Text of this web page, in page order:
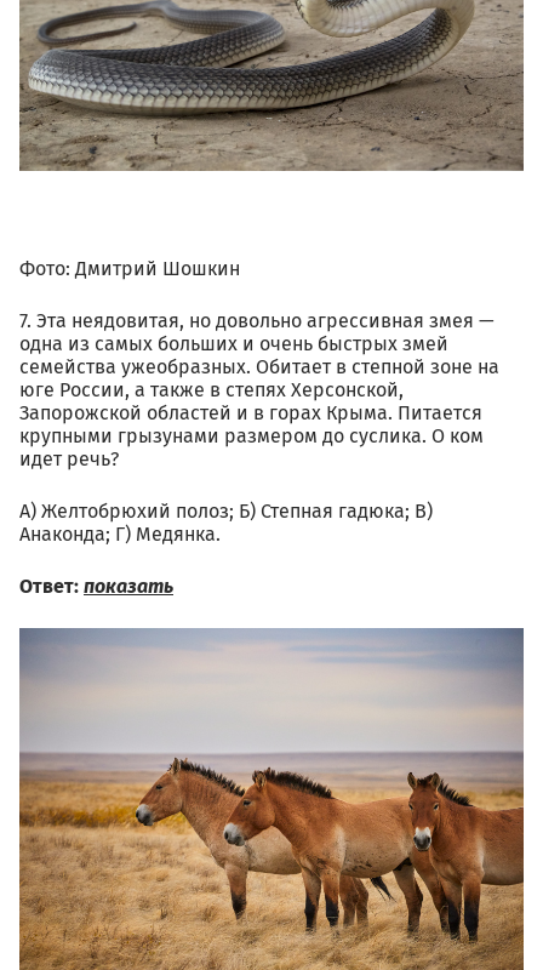
Фото: Дмитрий Шошкин
7. Эта неядовитая, но довольно агрессивная змея —
одна из самых больших и очень быстрых змей
семейства ужеобразных. Обитает в степной зоне на
юге России, а также в степях Херсонской,
Запорожской областей и в горах Крыма. Питается
крупными грызунами размером до суслика. О ком
идет речь?
А) Желтобрюхий полоз; Б) Степная гадюка; В)
Анаконда; Г) Медянка.
Ответ: показать